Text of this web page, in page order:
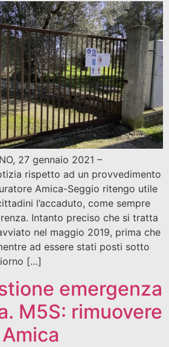
27 gennaio 2021 –
rispetto ad un provvedimento
Amica-Seggio ritengo utile
l’accaduto, come sempre
Intanto preciso che si tratta
nel maggio 2019, prima che
ad essere stati posti sotto
[…]
emergenza
M5S: rimuovere